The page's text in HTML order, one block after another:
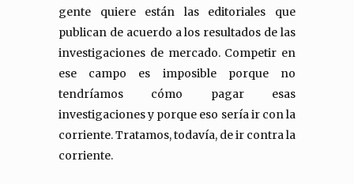
gente quiere están las editoriales que
publican de acuerdo a los resultados de las
investigaciones de mercado. Competir en
ese campo es imposible porque no
tendríamos cómo pagar esas
investigaciones y porque eso sería ir con la
corriente. Tratamos, todavía, de ir contra la
corriente.